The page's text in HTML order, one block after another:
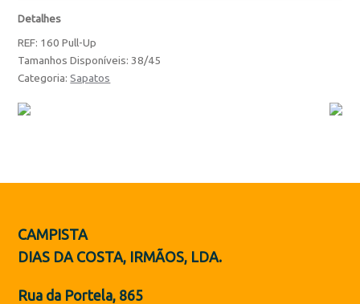
Botas
Botas
ES
Detalhes
REF: 160 Pull-Up
Tamanhos Disponíveis: 38/45
Categoria:Sapatos
CAMPISTA
DIAS DA COSTA, IRMÃOS, LDA.
Rua da Portela, 865